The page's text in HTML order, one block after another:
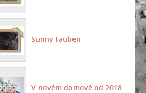
Sunny Fauben
V novém domově od 2018